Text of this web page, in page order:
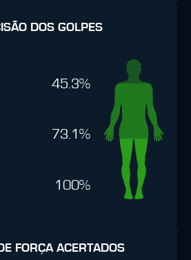
DOS GOLPES
45.3%
73.1%
100%
FORÇA ACERTADOS